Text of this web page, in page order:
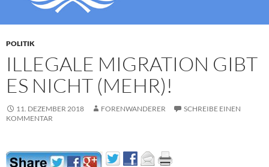
POLITIK
ILLEGALE MIGRATION GIBT
ES NICHT (MEHR)!
11. DEZEMBER 2018 FORENWANDERER
SCHREIBE EINEN
KOMMENTAR